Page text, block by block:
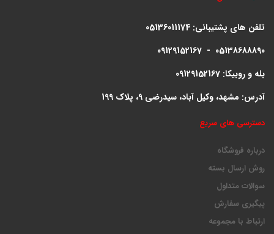
تلفن های پشتیبانی: 05136011174
09129152167 - 05138688890
بله و روبیکا: 09129152167
آدرس: مشهد، وکیل آباد، سیدرضی 9، پلاک 199
دسترسی های سریع
درباره فروشگاه
روش ارسال بسته
سوالات متداول
پیگیری سفارش
ارتباط با مجموعه